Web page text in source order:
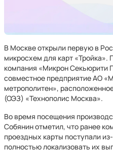
В Москве открыли первую в
микросхем для карт «Тройка».
компания «Микрон
совместное предприятие АО
метрополитен»,
(ОЭЗ) «Технополис Москва».
Во время посещения
Собянин отметил, что ранее
проездных карты поступали
полностью локализовать их